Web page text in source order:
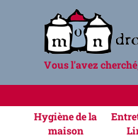
Vous l'avez
Hygiène de la
maison